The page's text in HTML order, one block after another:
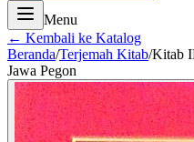
Menu
← Kembali ke Katalog
Beranda/Terjemah Kitab/Kitab
Jawa Pegon